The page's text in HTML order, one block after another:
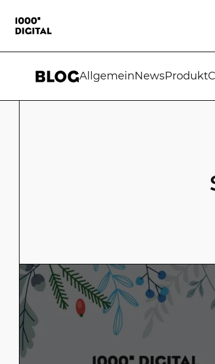
AllgemeinNewsProdukt